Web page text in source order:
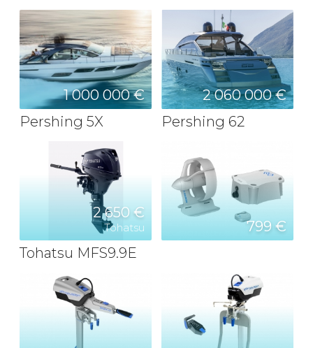
1 000 000 €
Pershing 5X
2 060 000 €
Pershing 62
2 650 €
Tohatsu
Tohatsu MFS9.9E
799 €